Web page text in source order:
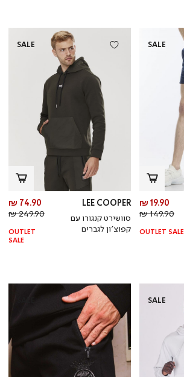
SALE
מחיר
מוצר
19.90 ₪
מחיר
רגיל
149.90 ₪
OUTLET SALE
SALE
LEE COOPER
סוושירט קנגורו עם
קפוצ’ון לגברים
74.90 ₪
249.90 ₪
OUTLET
SALE
SALE